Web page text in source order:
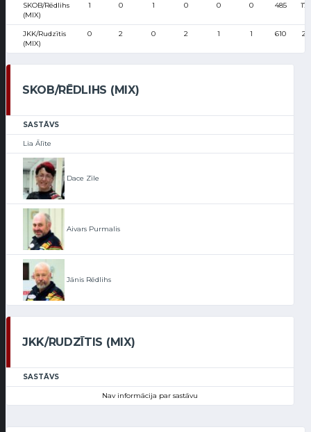
SKOB/Rēdlihs
(MIX)
1 0 1 0 0 0 485
JKK/Rudzītis
(MIX)
0 2 0 2 1 1 610
SKOB/RĒDLIHS (MIX)
SASTĀVS
Lia Ālīte
Dace Zīle
Aivars Purmalis
Jānis Rēdlihs
JKK/RUDZĪTIS (MIX)
SASTĀVS
Nav informācija par sastāvu